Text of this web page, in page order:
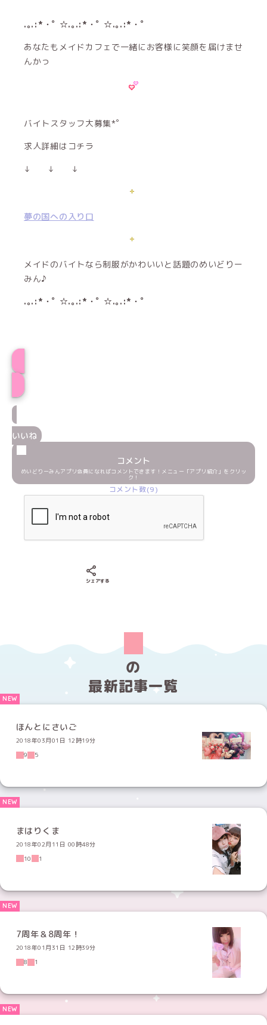
.｡.:*・ﾟ ☆.｡.:*・ﾟ ☆.｡.:*・ﾟ
あなたもメイドカフェで一緒にお客様に笑顔を届けませ
んかっ
バイトスタッフ大募集*゜
求人詳細はコチラ
↓ ↓ ↓
夢の国への入り口
メイドのバイトなら制服がかわいいと話題のめいどりー
みん♪
.｡.:*・ﾟ ☆.｡.:*・ﾟ ☆.｡.:*・ﾟ
いいね
コメント
めいどりーみんアプリ会員になればコメントできます！メニュー「アプリ紹介」をクリッ
ク！
コメント数(9)
シェアする
の
最新記事一覧
ほんとにさいご
2018年03月01日 12時19分
9
5
まはりくま
2018年02月11日 00時48分
10
1
7周年＆8周年！
2018年01月31日 12時39分
8
1